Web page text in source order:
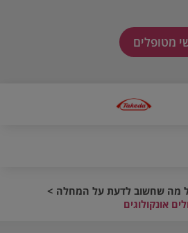
מטופלים
מה שחשוב לדעת על המחלה
אונקולוגים